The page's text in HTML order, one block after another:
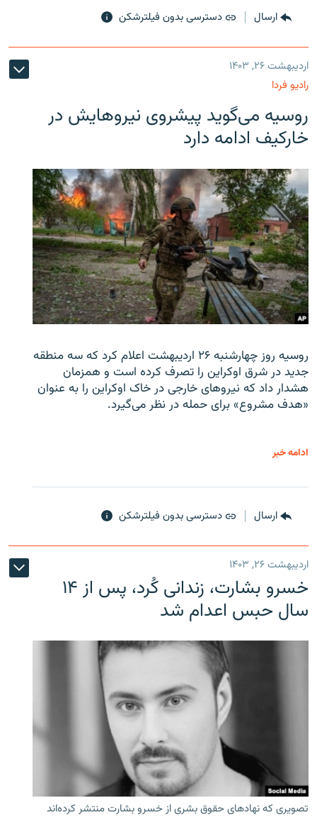
ارسال دسترسی بدون فیلترشکن
اردیبهشت ۲۶, ۱۴۰۳
رادیو فردا
روسیه می‌گوید پیشروی نیروهایش در
خارکیف ادامه دارد
روسیه روز چهارشنبه ۲۶ اردیبهشت اعلام کرد که سه منطقه
جدید در شرق اوکراین را تصرف کرده است و همزمان
هشدار داد که نیروهای خارجی در خاک اوکراین را به عنوان
«هدف مشروع» برای حمله در نظر می‌گیرد.
ادامه خبر
ارسال دسترسی بدون فیلترشکن
اردیبهشت ۲۶, ۱۴۰۳
خسرو بشارت، زندانی کُرد، پس از ۱۴
سال حبس اعدام شد
تصویری که نهادهای حقوق بشری از خسرو بشارت منتشر کرده‌اند